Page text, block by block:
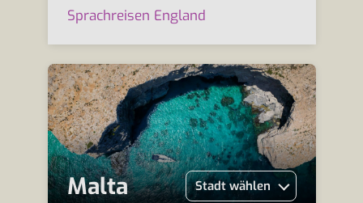
Sprachreisen England
Malta Stadt wählen